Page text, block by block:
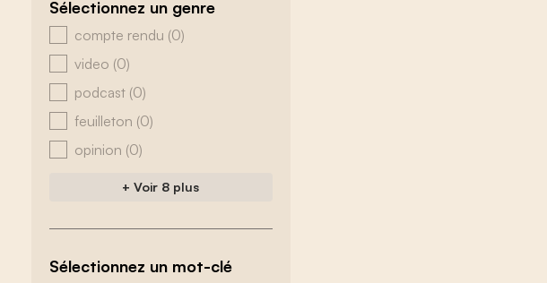
Sélectionnez un genre
zoeken - genre
compte rendu (0)
video (0)
podcast (0)
feuilleton (0)
opinion (0)
+ Voir 8 plus
Sélectionnez un mot-clé